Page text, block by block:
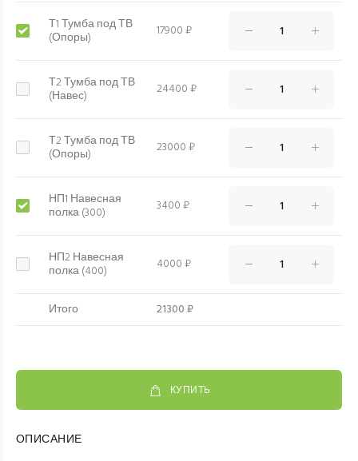
Т1 Тумба под ТВ
(Опоры) 17900 ₽
Т2 Тумба под ТВ
(Навес) 24400 ₽
Т2 Тумба под ТВ
(Опоры) 23000 ₽
НП1 Навесная
полка (300) 3400 ₽
НП2 Навесная
полка (400) 4000 ₽
Итого 21300 ₽
КУПИТЬ
ОПИСАНИЕ